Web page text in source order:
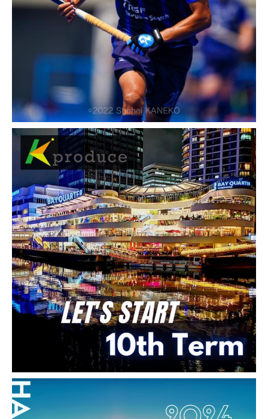
アナウンス事業
Kプロデュースでは、早稲田大学アナウンス研究会
（WAK）と連携し、企業、サークル、個人の方などか
ら依頼を受けアナウンス業務を行っております。詳し
くはこちら 。
Kプロデュースのビジネスマッチングの導入
実績・事例はこちら
お気軽にお問い合わせください。
0800-600-1192
受付時間 10:00-18:00 [ 土・日・祝日除く ]
お問い合わせ